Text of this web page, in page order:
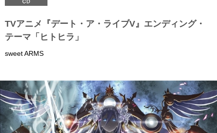
TVアニメ『デート・ア・ライブV』エンディング・
テーマ「ヒトヒラ」
sweet ARMS